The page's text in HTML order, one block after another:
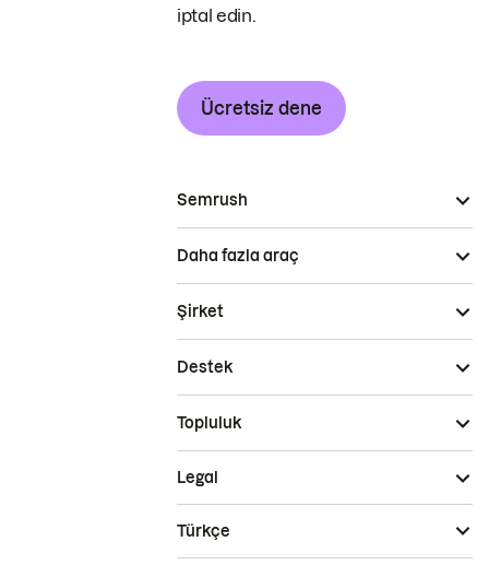
iptal edin.
Ücretsiz dene
Semrush
Daha fazla araç
Şirket
Destek
Topluluk
Legal
Türkçe